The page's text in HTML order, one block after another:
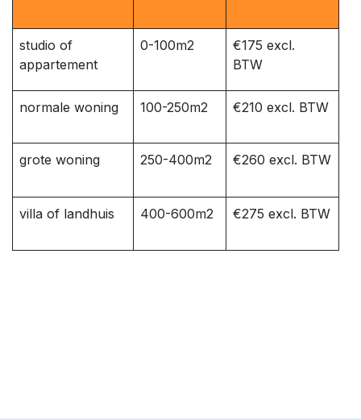
studio of
appartement
0-100m2
€175 excl.
BTW
normale woning 100-250m2 €210 excl. BTW
grote woning 250-400m2 €260 excl. BTW
villa of landhuis 400-600m2 €275 excl. BTW